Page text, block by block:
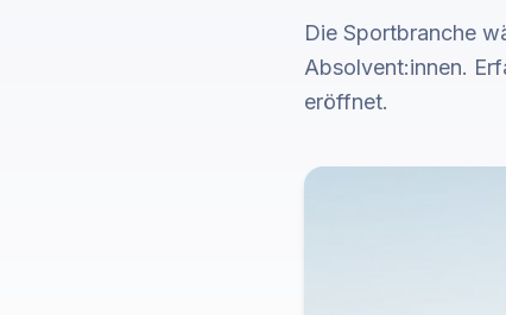
Die Sportbranche
Absolvent:innen.
eröffnet.